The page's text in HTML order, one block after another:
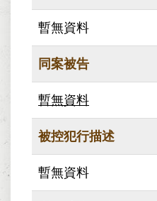
暫無資料
同案被告
暫無資料
被控犯行描述
暫無資料